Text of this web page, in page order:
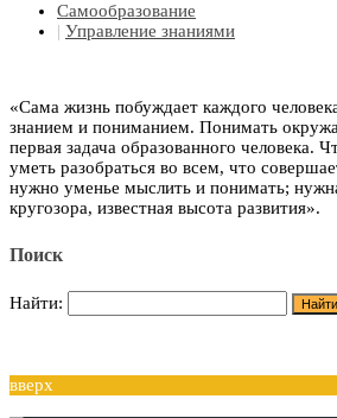
Самообразование
| Управление знаниями
«Сама жизнь побуждает каждого
знанием и пониманием. Понимать
первая задача образованного человека.
уметь разобраться во всем, что
нужно уменье мыслить и понимать;
кругозора, известная высота развития».
Поиск
Найти:
вверх